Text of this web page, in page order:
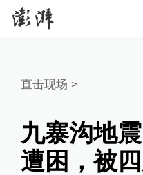
直击现场 >
九寨沟地
遭困，被